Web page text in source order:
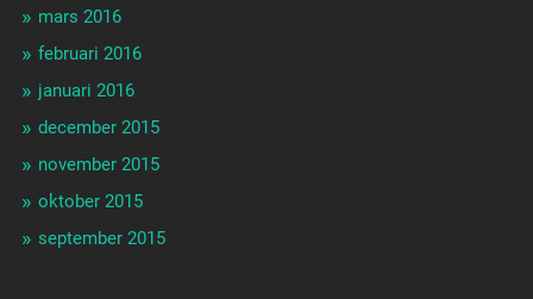
mars 2016
februari 2016
januari 2016
december 2015
november 2015
oktober 2015
september 2015